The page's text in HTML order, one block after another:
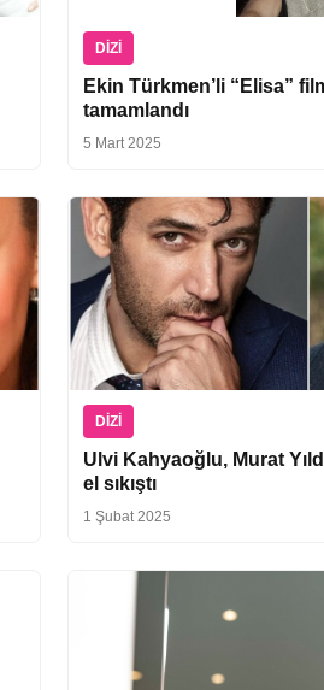
DIZI
Ekin Türkmen’li “Elisa”
tamamlandı
5 Mart 2025
DIZI
Ulvi Kahyaoğlu, Murat
el sıkıştı
1 Şubat 2025